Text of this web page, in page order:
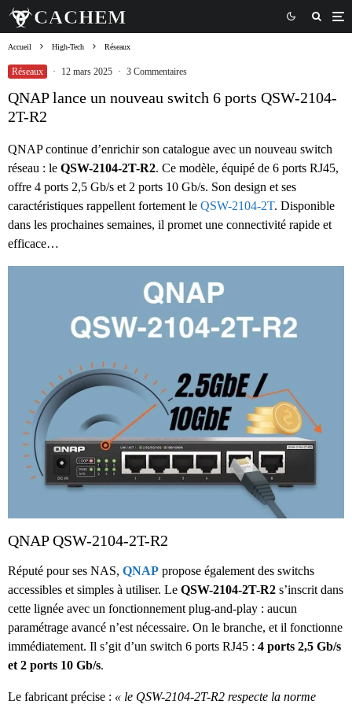
Accueil High-Tech Réseaux
Réseaux · 12 mars 2025 · 3 Commentaires
QNAP lance un nouveau switch 6 ports QSW-2104-
2T-R2
QNAP continue d’enrichir son catalogue avec un nouveau switch
réseau : le QSW-2104-2T-R2. Ce modèle, équipé de 6 ports RJ45,
offre 4 ports 2,5 Gb/s et 2 ports 10 Gb/s. Son design et ses
caractéristiques rappellent fortement le QSW-2104-2T. Disponible
dans les prochaines semaines, il promet une connectivité rapide et
efficace…
QNAP QSW-2104-2T-R2
Réputé pour ses NAS, QNAP propose également des switchs
accessibles et simples à utiliser. Le QSW-2104-2T-R2 s’inscrit dans
cette lignée avec un fonctionnement plug-and-play : aucun
paramétrage avancé n’est nécessaire. On le branche, et il fonctionne
immédiatement. Il s’git d’un switch 6 ports RJ45 : 4 ports 2,5 Gb/s
et 2 ports 10 Gb/s.
Le fabricant précise : « le QSW-2104-2T-R2 respecte la norme